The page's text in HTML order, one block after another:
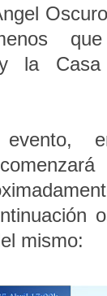
y la
mismo: